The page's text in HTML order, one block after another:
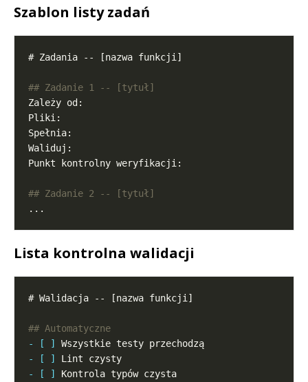
Szablon listy zadań
Lista kontrolna walidacji
- [ ]
- [ ]
- [ ]